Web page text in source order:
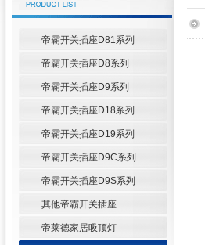
帝霸开关插座D81系列
帝霸开关插座D8系列
帝霸开关插座D9系列
帝霸开关插座D18系列
帝霸开关插座D19系列
帝霸开关插座D9C系列
帝霸开关插座D9S系列
其他帝霸开关插座
帝莱德家居吸顶灯